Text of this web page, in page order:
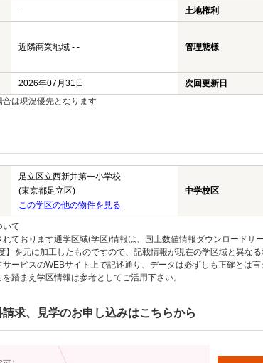
- 土地権利
近隣商業地域 - - 管理態様
2026年07月31日 次回更新日
は現況優先となります
足立区立西新井第一小学校
(東京都足立区)
この学区の他の物件を見る
中学校区
いて
ております通学区域(学区)情報は、国土数値情報ダウンロードサ
を元に加工したものですので、記載情報が現在の学区域と異なる
サービスのWEBサイト上で記述通り、データは必ずしも正確とは
踏まえ学区情報は参考としてご活用下さい。
求、見学のお申し込みはこちらから